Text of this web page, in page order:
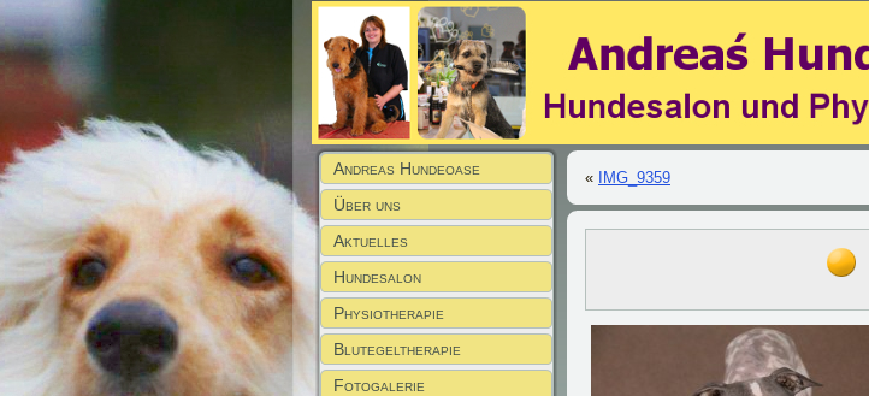
Andreas Hundeoase
Über uns
Aktuelles
Hundesalon
Physiotherapie
Blutegeltherapie
Fotogalerie
« IMG_9359